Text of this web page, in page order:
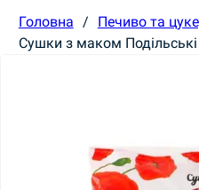
Головна / Печиво та
Сушки з маком